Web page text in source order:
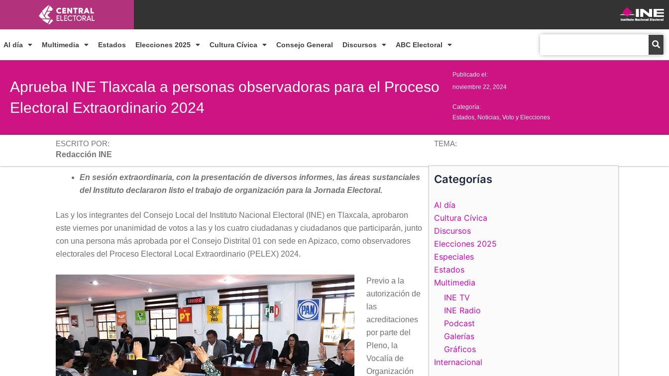
contenido
Al día Multimedia Estados Elecciones 2025 Cultura Cívica Consejo General Discursos ABC Electoral
Aprueba INE Tlaxcala a personas observadoras para el Proceso
Electoral Extraordinario 2024
Publicado el:
noviembre 22, 2024
Categoría:
Estados Noticias ,Voto y Elecciones
ESCRITO POR:
Redacción INE
TEMA:
En sesión extraordinaria, con la presentación de diversos informes, las áreas sustanciales
del Instituto declararon listo el trabajo de organización para la Jornada Electoral.
Las y los integrantes del Consejo Local del Instituto Nacional Electoral (INE) en Tlaxcala, aprobaron
este viernes por unanimidad de votos a las y los cuatro ciudadanas y ciudadanos que participarán, junto
con una persona más aprobada por el Consejo Distrital 01 con sede en Apizaco, como observadores
electorales del Proceso Electoral Local Extraordinario (PELEX) 2024.
Previo a la
autorización de
las
acreditaciones
por parte del
Pleno, la
Vocalía de
Organización
Categorías
Al día
Cultura Cívica
Discursos
Elecciones 2025
Especiales
Estados
Multimedia
INE TV
INE Radio
Podcast
Galerías
Gráficos
Internacional